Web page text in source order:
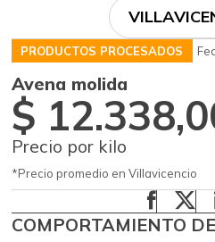
PRODUCTOS PROCESADOS
Avena molida
$
Precio por kilo
*Precio promedio en Villavicencio
COMPORTAMIENTO